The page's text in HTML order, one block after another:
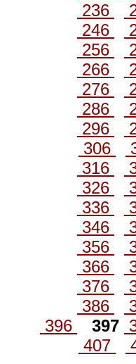
236
246
256
266
276
286
296
306
316
326
336
346
356
366
376
386
396
397
407